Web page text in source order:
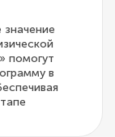
помогут
в